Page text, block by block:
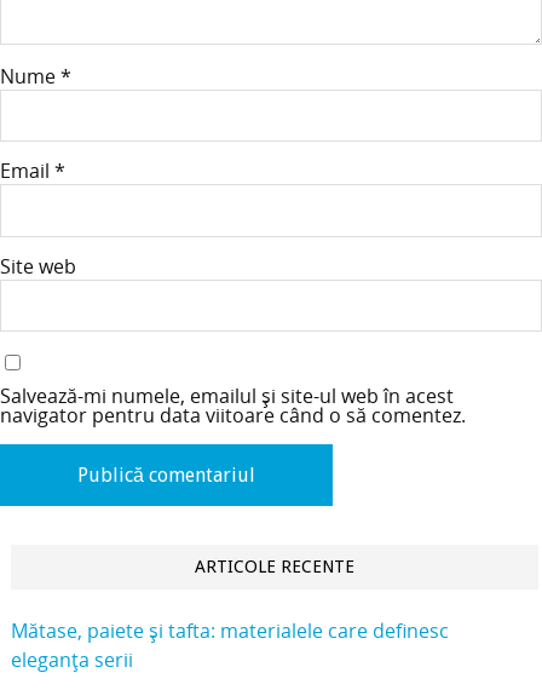
Nume*
Email *
Site web
Salvează-mi numele, emailul și site-ul web în acest
navigator pentru data viitoare când o să comentez.
ARTICOLE RECENTE
Mătase, paiete și tafta: materialele care definesc
eleganța serii